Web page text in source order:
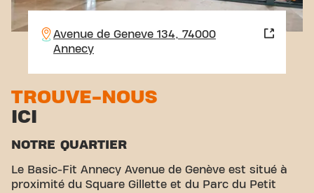
Avenue de Geneve 134, 74000
Annecy
TROUVE-NOUS
ICI
NOTRE QUARTIER
Le Basic-Fit Annecy Avenue de Genève est situé à
proximité du Square Gillette et du Parc du Petit